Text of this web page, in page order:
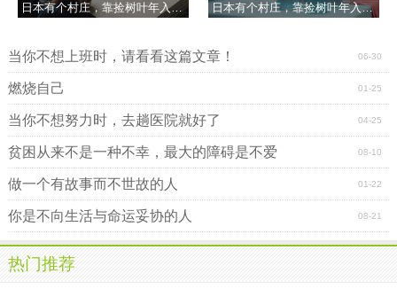
日本有个村庄，靠捡树叶年入千万！ 日本有个村庄，靠捡树叶年入千万！
06-30
当你不想上班时，请看看这篇文章！
01-25
燃烧自己
04-25
当你不想努力时，去趟医院就好了
08-10
贫困从来不是一种不幸，最大的障碍是不爱
01-22
做一个有故事而不世故的人
08-21
你是不向生活与命运妥协的人
热门推荐